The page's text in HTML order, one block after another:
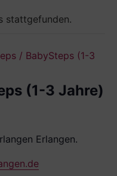
stattgefunden.
/ BabySteps (1-3
(1-3 Jahre)
Erlangen.